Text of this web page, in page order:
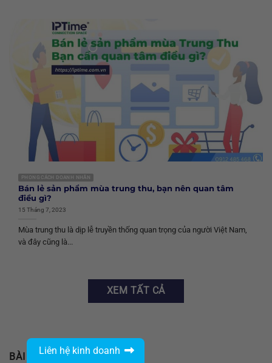
PHONG CÁCH DOANH NHÂN
Bán lẻ sản phẩm mùa trung thu, bạn nên quan tâm
điều gì?
15 Tháng 7, 2023
Mùa trung thu là dịp lễ truyền thống quan trọng của người Việt Nam,
và đây cũng là...
XEM TẤT CẢ
BÀI VIẾT GẦN ĐÂY
Liên hệ kinh doanh